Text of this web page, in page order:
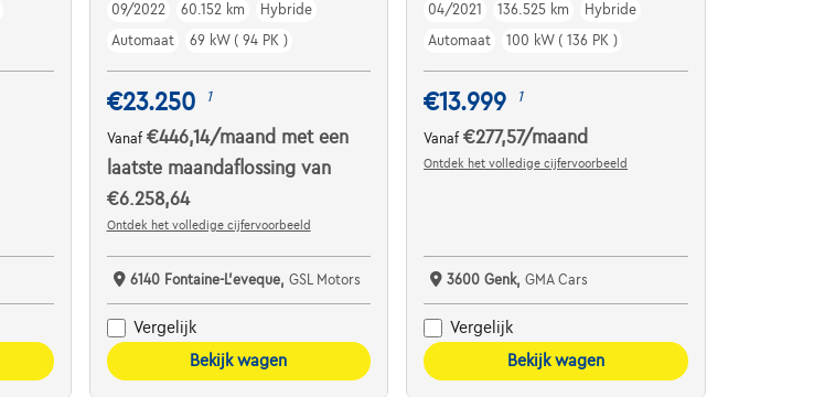
09/2022
60.152 km
Hybride
Automaat
69 kW ( 94 PK )
€23.250 1
Vanaf €446,14/maand met een
laatste maandaflossing van
€6.258,64
Ontdek het volledige cijfervoorbeeld
6140 Fontaine-L'eveque, GSL Motors
Vergelijk
Bekijk wagen
04/2021
136.525 km
Hybride
Automaat
100 kW ( 136 PK )
€13.999 1
Vanaf€277,57/maand
Ontdek het volledige cijfervoorbeeld
3600 Genk,GMA Cars
Vergelijk
Bekijk wagen